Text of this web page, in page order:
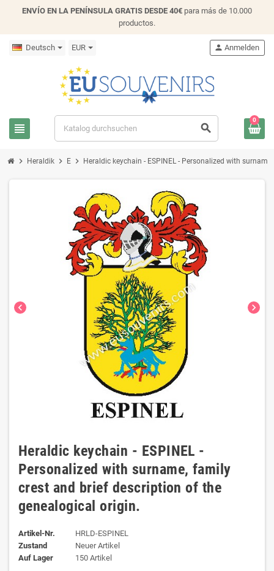
ENVÍO EN LA PENÍNSULA GRATIS DESDE 40€ para más de 10.000
productos.
Deutsch EUR
view_headline search
person Anmelden
0
chevron_right Heraldik chevron_right E chevron_right Heraldic keychain - ESPINEL - Personalized with
chevron_left chevron_right
Heraldic keychain - ESPINEL -
Personalized with surname, family
crest and brief description of the
genealogical origin.
Artikel-Nr.
HRLD-ESPINEL
Zustand
Neuer Artikel
Auf Lager
150 Artikel